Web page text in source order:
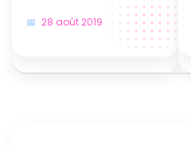
28 août 2019